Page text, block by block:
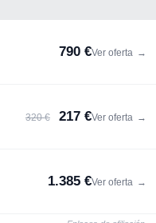
790 €Ver oferta →
320 € 217 €Ver oferta →
1.385 €Ver oferta →